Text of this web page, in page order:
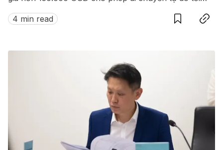
hàng loạt quốc gia không cần visa.
4 min read